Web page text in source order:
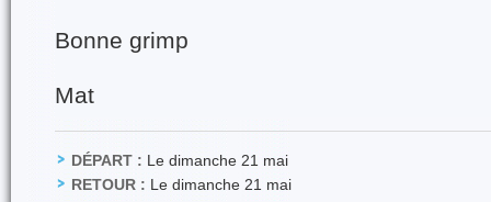
Bonne grimp
Mat
DÉPART : Le dimanche 21 mai
RETOUR : Le dimanche 21 mai